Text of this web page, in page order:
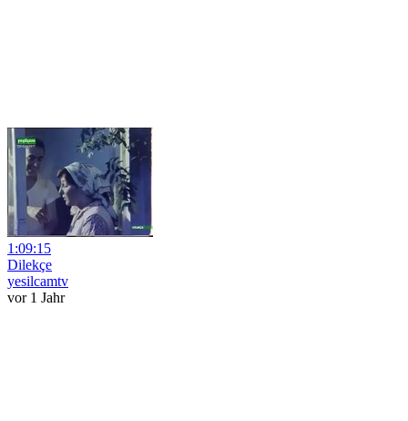
1:09:15
Dilekçe
yesilcamtv
vor 1 Jahr